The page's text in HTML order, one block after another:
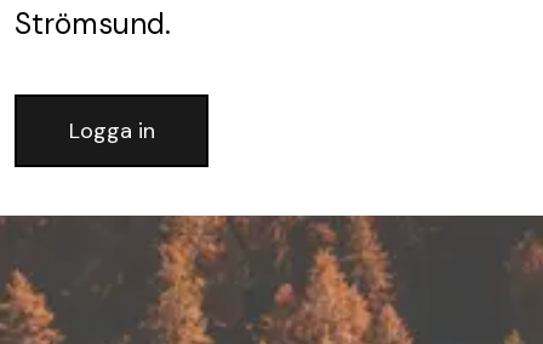
Strömsund.
Logga in